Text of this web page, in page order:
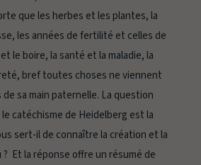
que les herbes et les plantes, la
les années de fertilité et celles de
le boire, la santé et la maladie, la
bref toutes choses ne viennent
de sa main paternelle. La question
catéchisme de Heidelberg est la
sert-il de connaître la création et la
Et la réponse offre un résumé de